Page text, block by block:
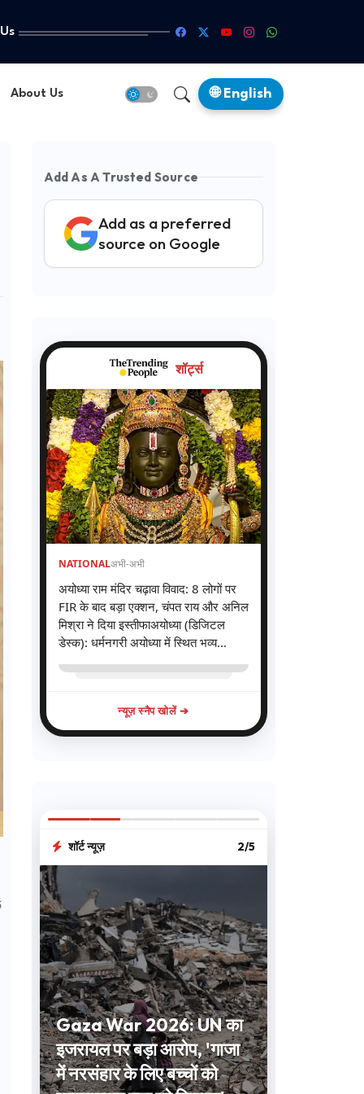
About Us 🌐 English
Add As A Trusted Source
Add as a preferred
source on Google
शॉर्ट्स
NATIONALअभी-अभी
अयोध्या राम मंदिर चढ़ावा विवाद: 8 लोगों पर
FIR के बाद बड़ा एक्शन, चंपत राय और अनिल
मिश्रा ने दिया इस्तीफाअयोध्या (डिजिटल
डेस्क): धर्मनगरी अयोध्या में स्थित भव्य...
न्यूज़ स्नैप खोलें ➔
शॉर्ट न्यूज़ 3/5
Short Term
Investment: 1 से 12 महीने
के लिए करना है निवेश? FD और
लिक्विड फंड समेत ये 3 विकल्प